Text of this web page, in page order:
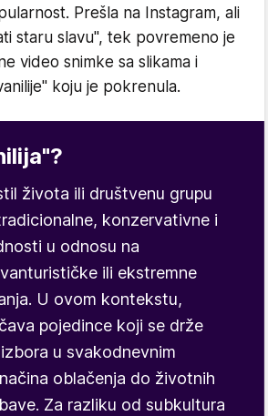
Prešla na Instagram, ali
staru slavu", tek povremeno je
video snimke sa slikama i
koju je pokrenula.
života ili društvenu grupu
konzervativne i
u odnosu na
ili ekstremne
U ovom kontekstu,
pojedince koji se drže
u svakodnevnim
oblačenja do životnih
Za razliku od subkultura